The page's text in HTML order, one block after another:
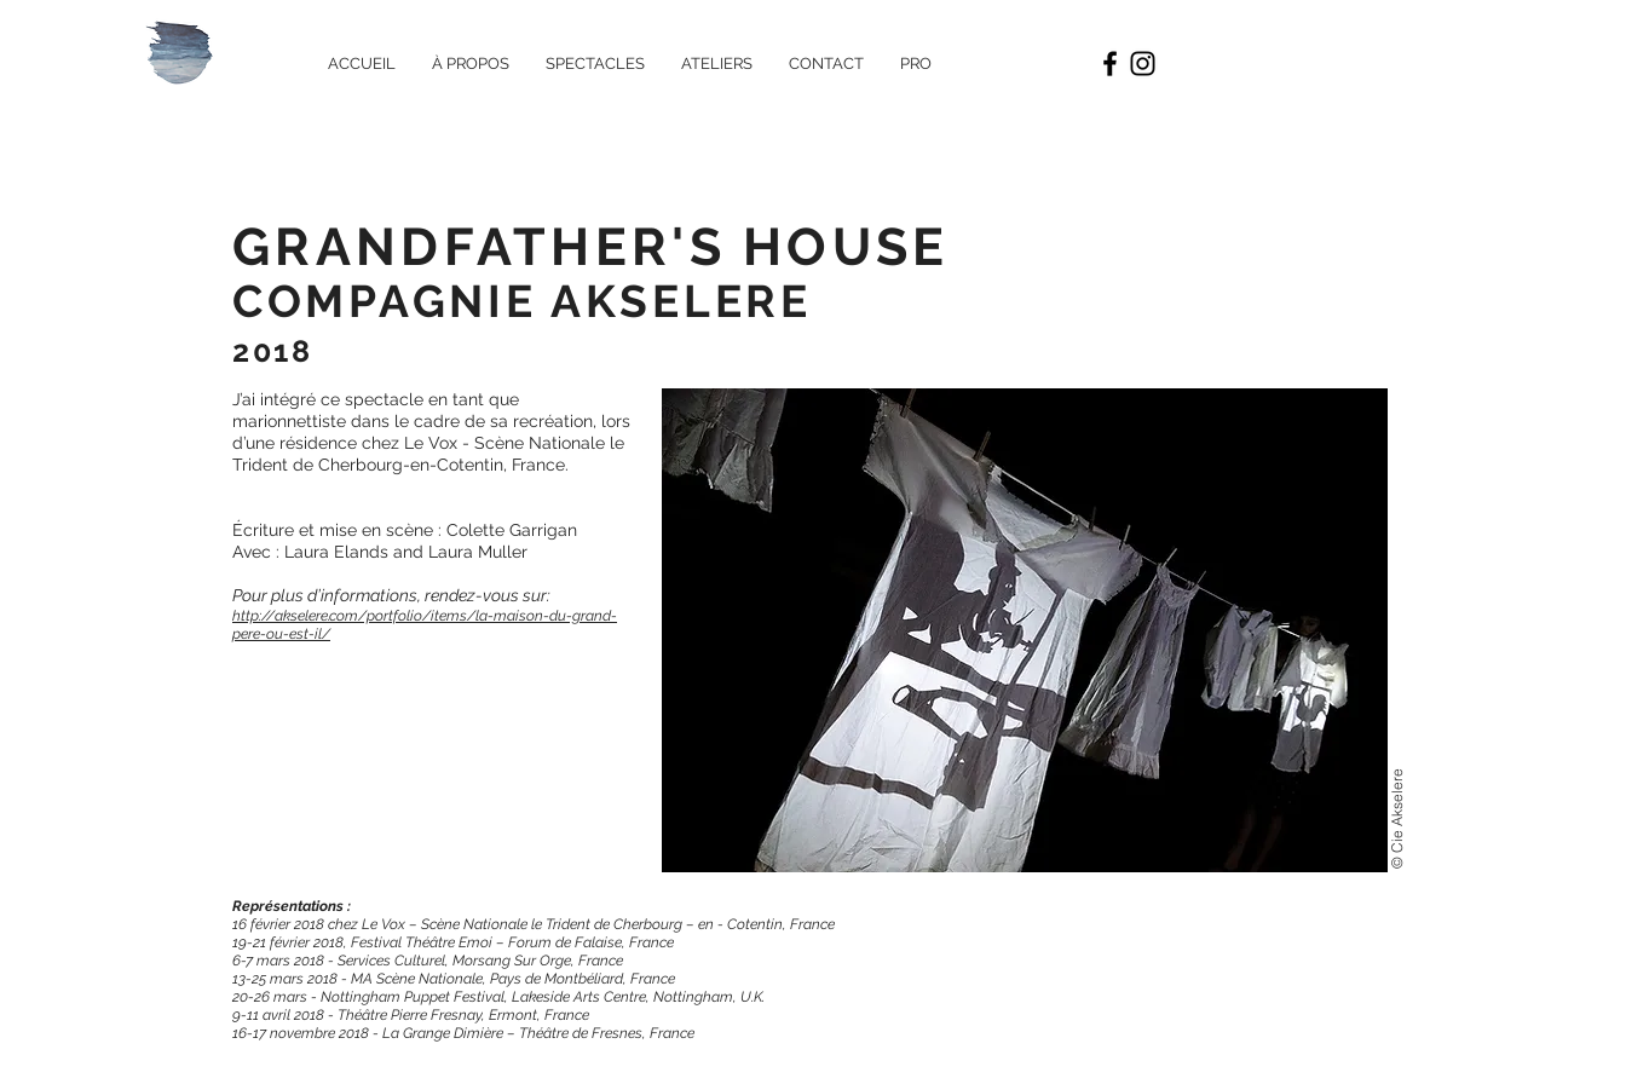
ACCUEIL À PROPOS SPECTACLES ATELIERS CONTACT PRO
GRANDFATHER'S HOUSE
COMPAGNIE AKSELERE
2018
J’ai intégré ce spectacle en tant que
marionnettiste dans le cadre de sa recréation, lors
d’une résidence chez Le Vox - Scène Nationale le
Trident de Cherbourg-en-Cotentin, France.
Écriture et mise en scène : Colette Garrigan
Avec : Laura Elands and Laura Muller
Pour plus d’informations, rendez-vous sur:
http://akselere.com/portfolio/items/la-maison-du-grand-
pere-ou-est-il/
© Cie Akselere
Représentations :
16 février 2018 chez Le Vox – Scène Nationale le Trident de Cherbourg – en - Cotentin, France
19-21 février 2018, Festival Théâtre Emoi – Forum de Falaise, France
6-7 mars 2018 - Services Culturel, Morsang Sur Orge, France
13-25 mars 2018 - MA Scène Nationale, Pays de Montbéliard, France
20-26 mars - Nottingham Puppet Festival, Lakeside Arts Centre, Nottingham, U.K.
9-11 avril 2018 - Théâtre Pierre Fresnay, Ermont, France
16-17 novembre 2018 - La Grange Dimière – Théâtre de Fresnes, France